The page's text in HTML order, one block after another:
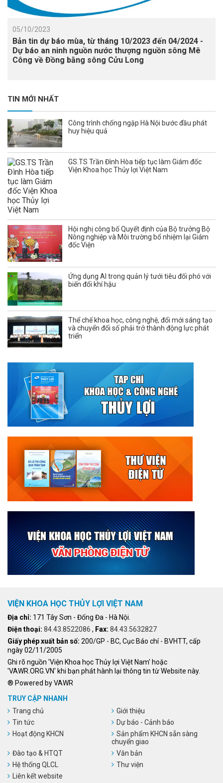
05/10/2023
Bản tin dự báo mùa, từ tháng 10/2023 đến 04/2024 -
Dự báo an ninh nguồn nước thượng nguồn sông Mê
Công về Đồng bằng sông Cửu Long
TIN MỚI NHẤT
Công trình chống ngập Hà Nội bước đầu phát
huy hiệu quả
GS.TS Trần Đình Hòa tiếp tục làm Giám đốc
Viện Khoa học Thủy lợi Việt Nam
Hội nghị công bố Quyết định của Bộ trưởng Bộ
Nông nghiệp và Môi trường bổ nhiệm lại Giám
đốc Viện
Ứng dụng AI trong quản lý tưới tiêu đối phó với
biến đổi khí hậu
Thể chế khoa học, công nghệ, đổi mới sáng tạo
và chuyển đổi số phải trở thành động lực phát
triển
VIỆN KHOA HỌC THỦY LỢI VIỆT NAM
Địa chỉ: 171 Tây Sơn - Đống Đa - Hà Nội.
Điện thoại: 84.43.8522086 , Fax: 84.43.5632827
Giấy phép xuất bản số: 200/GP - BC, Cục Báo chí - BVHTT, cấp
ngày 02/11/2005
Ghi rõ nguồn 'Viện Khoa học Thủy lợi Việt Nam' hoặc
'VAWR.ORG.VN' khi bạn phát hành lại thông tin từ Website này.
® Powered by VAWR
TRUY CẬP NHANH
Trang chủ
Giới thiệu
Tin tức
Dự báo - Cảnh báo
Hoạt động KHCN
Sản phẩm KHCN sẵn sàng
chuyển giao
Đào tạo & HTQT
Văn bản
Hệ thống QLCL
Thư viện
Liên kết website